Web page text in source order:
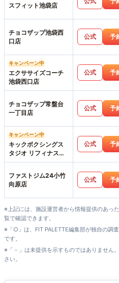
スフィット池袋店
チョコザップ池袋西
口店
公式 予
キャンペーン中
エクササイズコーチ
池袋西口店
公式 予
チョコザップ常盤台
一丁目店
公式 予
キャンペーン中
キックボクシングス
タジオ リフィナス池
袋店
公式 予
ファストジム24小竹
向原店
公式 予
※上記には、施設運営者から情報提供のあっ
覧で確認できます。
※「○」は、FIT PALETTE編集部が独自の調
です。
※「－」は未提供を示すものではありません
さい。